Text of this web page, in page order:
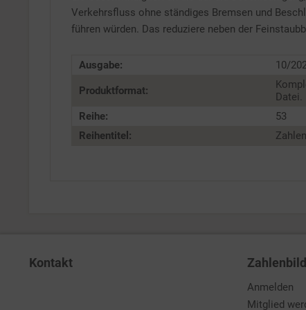
Verkehrsfluss ohne ständiges Bremsen und
führen würden. Das reduziere neben der
Ausgabe: 10/
Produktformat:
Datei.
Reihe:
53
Reihentitel:
Kontakt
Anmelden
Mitglied